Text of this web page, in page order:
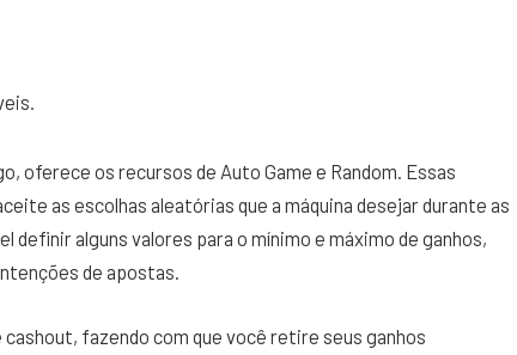
oferece os recursos de Auto Game e Random. Essas
as escolhas aleatórias que a máquina desejar durante as
definir alguns valores para o mínimo e máximo de ganhos,
de apostas.
fazendo com que você retire seus ganhos